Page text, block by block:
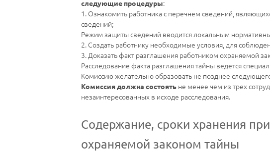
следующие процедуры:
1. Ознакомить работника с перечнем сведений,
сведений;
Режим защиты сведений вводится локальным
2. Создать работнику необходимые условия, для
3. Доказать факт разглашения работником охраняемой
Расследование факта разглашения тайны ведется
Комиссию желательно образовать не позднее
Комиссия должна состоять не менее чем из трех
незаинтересованных в исходе расследования.
Содержание, сроки хранения
охраняемой законом тайны